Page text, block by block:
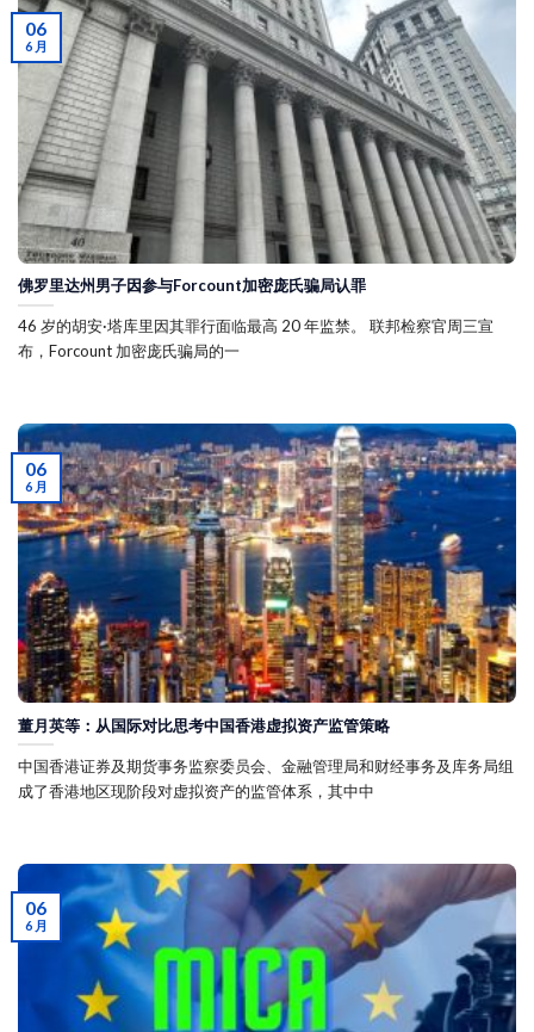
佛罗里达州男子因参与Forcount加密庞氏骗局认罪
46 岁的胡安·塔库里因其罪行面临最高 20 年监禁。 联邦检察官周三宣
布，Forcount 加密庞氏骗局的一
06
6 月
董月英等：从国际对比思考中国香港虚拟资产监管策略
中国香港证券及期货事务监察委员会、金融管理局和财经事务及库务局组
成了香港地区现阶段对虚拟资产的监管体系，其中中
06
6 月
06
6 月